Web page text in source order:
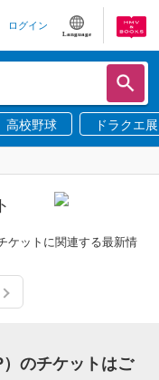
ログイン
Language
高校野球 ドラクエ展
ケットに関連する最新情
のチケットはご